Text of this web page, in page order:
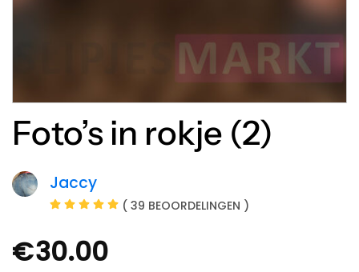
Foto’s in rokje (2)
Jaccy
( 39 BEOORDELINGEN )
€30.00